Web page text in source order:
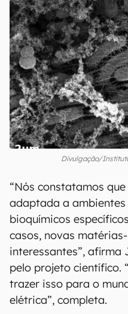
Divulgação/
“Nós constatamos
adaptada a ambientes
bioquímicos
casos, novas
interessantes”, afirma
pelo projeto científico.
trazer isso para o
elétrica”, completa.